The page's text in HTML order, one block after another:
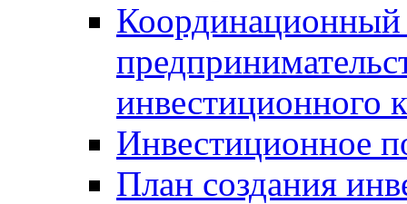
Координационный
инвестиционного
Инвестиционное
План создания